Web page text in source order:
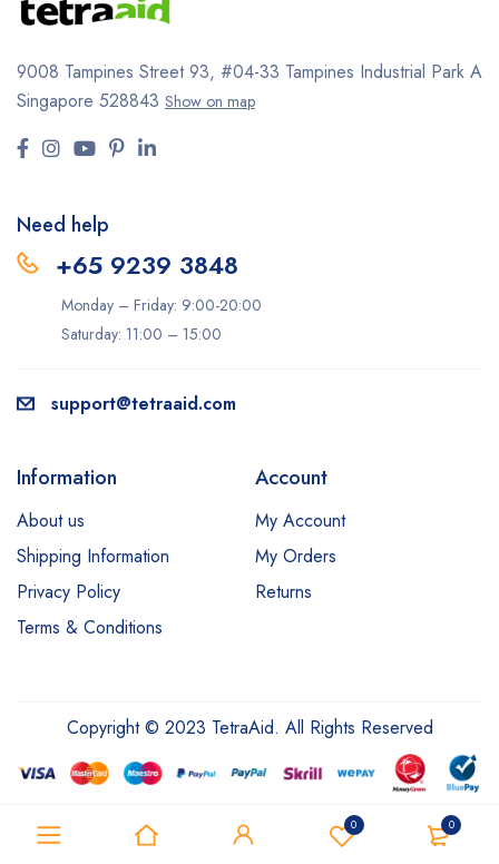
0 0
9008 Tampines Street 93, #04-33 Tampines Industrial Park A
Singapore 528843 Show on map
Need help
+65 9239 3848
Monday – Friday: 9:00-20:00
Saturday: 11:00 – 15:00
support@tetraaid.com
Information
About us
Shipping Information
Privacy Policy
Terms & Conditions
Account
My Account
My Orders
Returns
Copyright © 2023 TetraAid. All Rights Reserved